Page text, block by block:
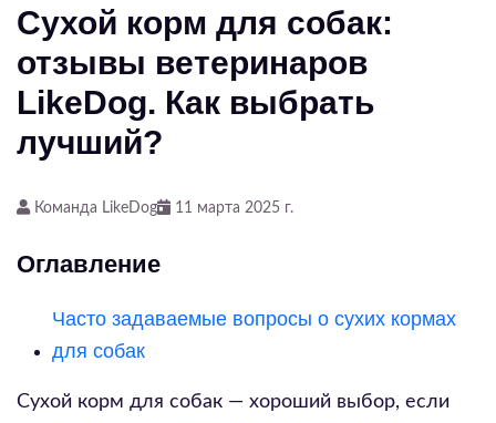
Сухой корм для собак:
отзывы ветеринаров
LikeDog. Как выбрать
лучший?
Команда LikeDog 11 марта 2025 г.
Оглавление
Часто задаваемые вопросы о сухих кормах
для собак
Сухой корм для собак — хороший выбор, если